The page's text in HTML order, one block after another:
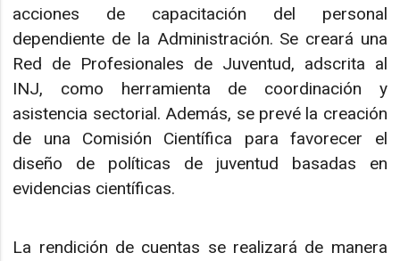
acciones de capacitación del personal
dependiente de la Administración. Se creará una
Red de Profesionales de Juventud, adscrita al
INJ, como herramienta de coordinación y
asistencia sectorial. Además, se prevé la creación
de una Comisión Científica para favorecer el
diseño de políticas de juventud basadas en
evidencias científicas.
La rendición de cuentas se realizará de manera